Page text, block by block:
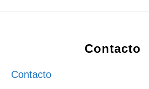
Contacto
Contacto